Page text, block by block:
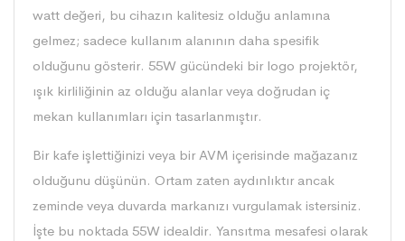
watt değeri, bu cihazın kalitesiz olduğu anlamına
gelmez; sadece kullanım alanının daha spesifik
olduğunu gösterir. 55W gücündeki bir logo projektör,
ışık kirliliğinin az olduğu alanlar veya doğrudan iç
mekan kullanımları için tasarlanmıştır.
Bir kafe işlettiğinizi veya bir AVM içerisinde mağazanız
olduğunu düşünün. Ortam zaten aydınlıktır ancak
zeminde veya duvarda markanızı vurgulamak istersiniz.
İşte bu noktada 55W idealdir. Yansıtma mesafesi olarak